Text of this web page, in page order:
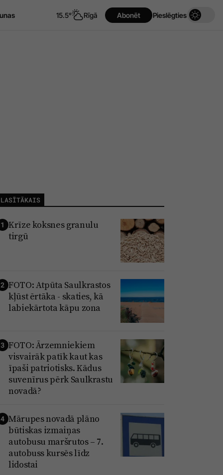
15.5° Rīgā Abonēt Pieslēgties
LASĪTĀKAIS
1 Krīze koksnes granulu
tirgū
2 FOTO: Atpūta Saulkrastos
kļūst ērtāka - skaties, kā
labiekārtota kāpu zona
3 FOTO: Ārzemniekiem
visvairāk patīk kaut kas
īpaši patriotisks. Kādus
suvenīrus pērk Saulkrastu
novadā?
4 Mārupes novadā plāno
būtiskas izmaiņas
autobusu maršrutos – 7.
autobuss kursēs līdz
lidostai